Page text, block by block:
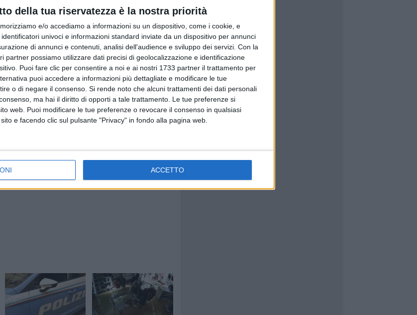
della tua riservatezza è la nostra priorità
e/o accediamo a informazioni su un dispositivo, come i cookie, e
univoci e informazioni standard inviate da un dispositivo per annunci
di annunci e contenuti, analisi dell'audience e sviluppo dei servizi. Con la
partner possiamo utilizzare dati precisi di geolocalizzazione e identificazione
Puoi fare clic per consentire a noi e ai nostri 1733 partner il trattamento per
puoi accedere a informazioni più dettagliate e modificare le tue
o di negare il consenso. Si rende noto che alcuni trattamenti dei dati personali
ma hai il diritto di opporti a tale trattamento. Le tue preferenze si
web. Puoi modificare le tue preferenze o revocare il consenso in qualsiasi
e facendo clic sul pulsante "Privacy" in fondo alla pagina web.
ACCETTO
del negozio ed avviato i primi
individuare eventuali elementi utili alle
e che hanno avviato l'attività investigativa, i
pubbliche e private della zona (l'attività ne
le fasi del raid, l'ennesimo episodio